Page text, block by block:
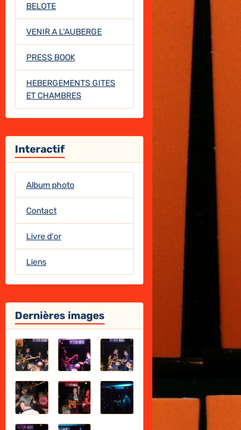
BELOTE
VENIR A L'AUBERGE
PRESS BOOK
HEBERGEMENTS GITES
ET CHAMBRES
Interactif
Album photo
Contact
Livre d'or
Liens
Dernières images